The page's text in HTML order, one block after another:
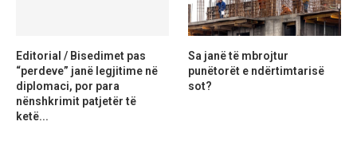
Editorial / Bisedimet pas
“perdeve” janë legjitime në
diplomaci, por para
nënshkrimit patjetër të
ketë...
Sa janë të mbrojtur
punëtorët e ndërtimtarisë
sot?